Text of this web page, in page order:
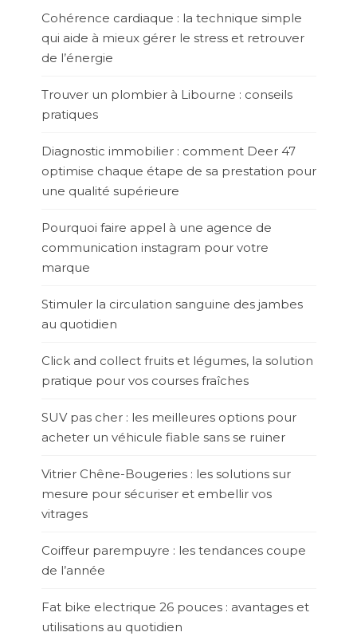
Cohérence cardiaque : la technique simple
qui aide à mieux gérer le stress et retrouver
de l’énergie
Trouver un plombier à Libourne : conseils
pratiques
Diagnostic immobilier : comment Deer 47
optimise chaque étape de sa prestation pour
une qualité supérieure
Pourquoi faire appel à une agence de
communication instagram pour votre
marque
Stimuler la circulation sanguine des jambes
au quotidien
Click and collect fruits et légumes, la solution
pratique pour vos courses fraîches
SUV pas cher : les meilleures options pour
acheter un véhicule fiable sans se ruiner
Vitrier Chêne-Bougeries : les solutions sur
mesure pour sécuriser et embellir vos
vitrages
Coiffeur parempuyre : les tendances coupe
de l’année
Fat bike electrique 26 pouces : avantages et
utilisations au quotidien